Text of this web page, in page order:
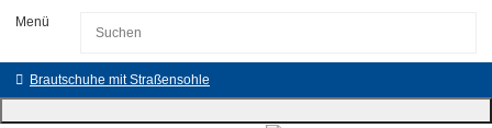
Menü
Brautschuhe mit Straßensohle